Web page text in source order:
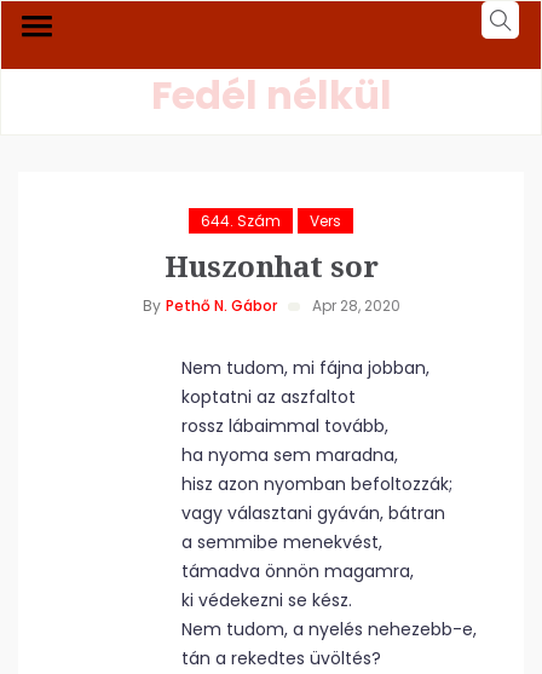
Fedél nélkül
644. Szám Vers
Huszonhat sor
By Pethő N. Gábor Apr 28, 2020
Nem tudom, mi fájna jobban,
koptatni az aszfaltot
rossz lábaimmal tovább,
ha nyoma sem maradna,
hisz azon nyomban befoltozzák;
vagy választani gyáván, bátran
a semmibe menekvést,
támadva önnön magamra,
ki védekezni se kész.
Nem tudom, a nyelés nehezebb-e,
tán a rekedtes üvöltés?